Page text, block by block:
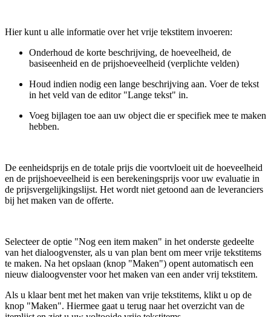
Hier kunt u alle informatie over het vrije tekstitem invoeren:
Onderhoud de korte beschrijving, de hoeveelheid, de
basiseenheid en de prijshoeveelheid (verplichte velden)
Houd indien nodig een lange beschrijving aan. Voer de tekst
in het veld van de editor "Lange tekst" in.
Voeg bijlagen toe aan uw object die er specifiek mee te maken
hebben.
De eenheidsprijs en de totale prijs die voortvloeit uit de hoeveelheid
en de prijshoeveelheid is een berekeningsprijs voor uw evaluatie in
de prijsvergelijkingslijst. Het wordt niet getoond aan de leveranciers
bij het maken van de offerte.
Selecteer de optie "Nog een item maken" in het onderste gedeelte
van het dialoogvenster, als u van plan bent om meer vrije tekstitems
te maken. Na het opslaan (knop "Maken") opent automatisch een
nieuw dialoogvenster voor het maken van een ander vrij tekstitem.
Als u klaar bent met het maken van vrije tekstitems, klikt u op de
knop "Maken". Hiermee gaat u terug naar het overzicht van de